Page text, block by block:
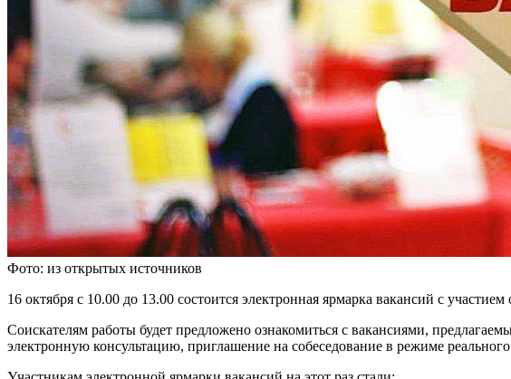
Фото: из открытых источников
16 октября с 10.00 до 13.00 состоится электронная ярмарка вакансий с
Соискателям работы будет предложено ознакомиться с вакансиями,
электронную консультацию, приглашение на собеседование в режиме